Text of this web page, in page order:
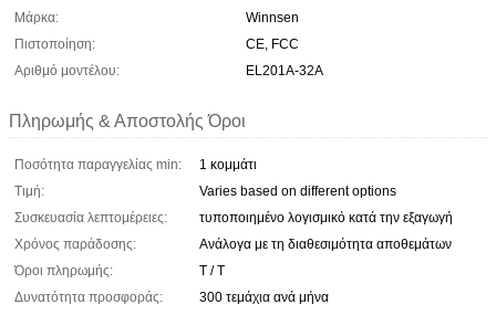
Μάρκα:
Winnsen
Πιστοποίηση:
CE, FCC
Αριθμό μοντέλου:
EL201A-32A
Πληρωμής & Αποστολής Όροι
Ποσότητα παραγγελίας min:
1 κομμάτι
Τιμή:
Varies based on different options
Συσκευασία λεπτομέρειες:
τυποποιημένο λογισμικό κατά την εξαγωγή
Χρόνος παράδοσης:
Ανάλογα με τη διαθεσιμότητα αποθεμάτων
Όροι πληρωμής:
T / T
Δυνατότητα προσφοράς:
300 τεμάχια ανά μήνα